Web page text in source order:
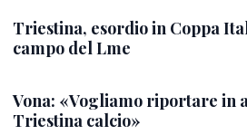
Triestina, esordio in Coppa
campo del Lme
Vona: «Vogliamo riportare in
Triestina calcio»